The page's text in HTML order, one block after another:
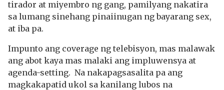
tirador at miyembro ng gang, pamilyang nakatira
sa lumang sinehang pinaiinugan ng bayarang sex,
at iba pa.
Impunto ang coverage ng telebisyon, mas malawak
ang abot kaya mas malaki ang impluwensya at
agenda-setting. Na nakapagsasalita pa ang
magkakapatid ukol sa kanilang lubos na